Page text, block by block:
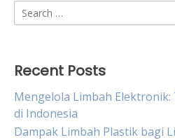
Search
for:
Recent Posts
Mengelola Limbah
di Indonesia
Dampak Limbah Plastik bagi